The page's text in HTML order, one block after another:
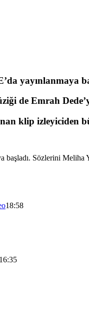
yayınlanmaya
de Emrah
klip izleyiciden
Sözlerini Meliha
18:58
16:35